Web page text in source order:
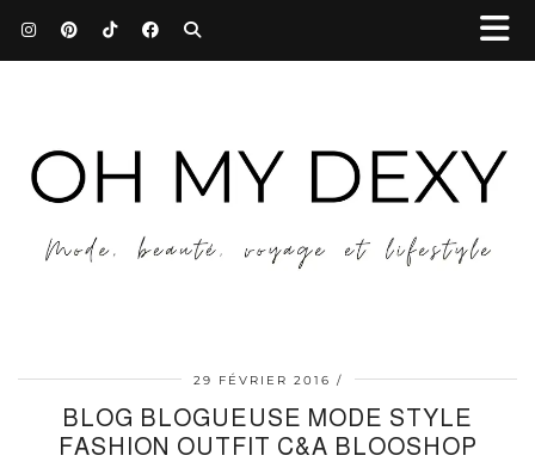
29 FÉVRIER 2016
BLOG BLOGUEUSE MODE STYLE
FASHION OUTFIT C&A BLOOSHOP